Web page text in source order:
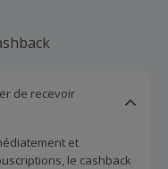
de recevoir
et
le cashback